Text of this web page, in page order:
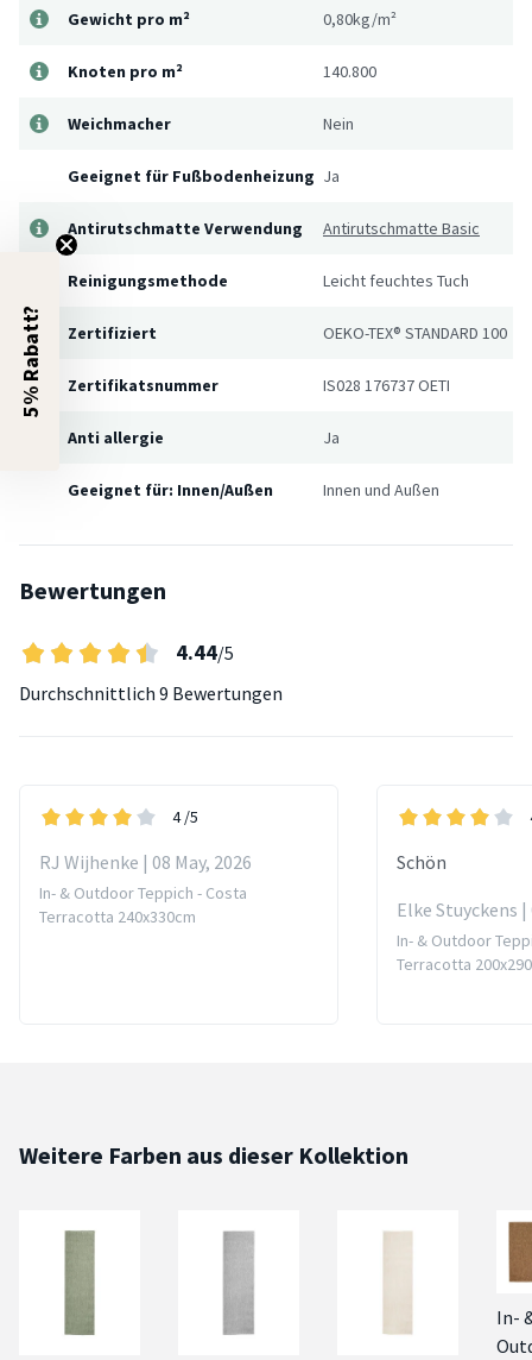
Gewicht pro m² 0,80kg/m²
Knoten pro m² 140.800
Weichmacher Nein
Geeignet für Fußbodenheizung Ja
Antirutschmatte Verwendung Antirutschmatte Basic
Reinigungsmethode Leicht feuchtes Tuch
Zertifiziert OEKO-TEX® STANDARD 100
Zertifikatsnummer IS028 176737 OETI
Anti allergie Ja
Geeignet für: Innen/Außen Innen und Außen
Bewertungen
4.44/5
Durchschnittlich 9 Bewertungen
4 /5
RJ Wijhenke | 08 May, 2026
In- & Outdoor Teppich - Costa
Terracotta 240x330cm
Schön
Elke Stuyckens |
In- & Outdoor
Terracotta
Weitere Farben aus dieser Kollektion
In-
5% Rabatt?